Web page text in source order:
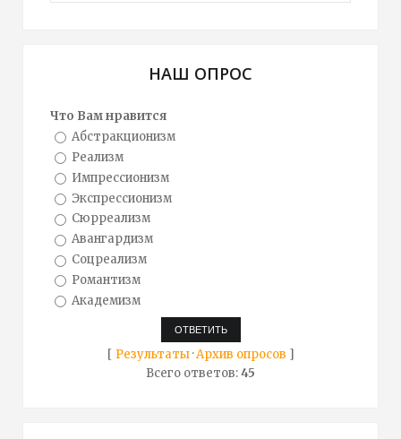
НАШ ОПРОС
Что Вам нравится
Абстракционизм
Реализм
Импрессионизм
Экспрессионизм
Сюрреализм
Авангардизм
Соцреализм
Романтизм
Академизм
[ Результаты·Архив опросов ]
Всего ответов:45